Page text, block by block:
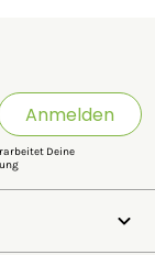
Anmelden
Deine